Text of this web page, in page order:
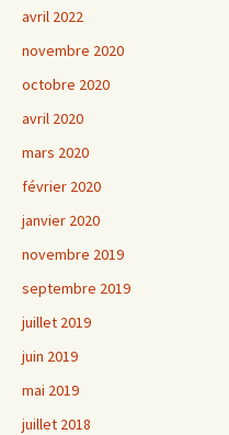
avril 2022
novembre 2020
octobre 2020
avril 2020
mars 2020
février 2020
janvier 2020
novembre 2019
septembre 2019
juillet 2019
juin 2019
mai 2019
juillet 2018